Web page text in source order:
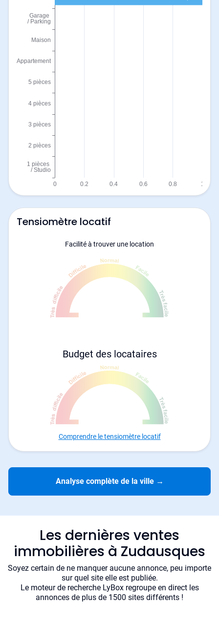
Tensiomètre locatif
Facilité à trouver une location
Budget des locataires
Comprendre le tensiomètre locatif
Analyse complète de la ville →
Les dernières ventes
immobilières à Zudausques
Soyez certain de ne manquer aucune annonce, peu importe
sur quel site elle est publiée.
Le moteur de recherche LyBox regroupe en direct les
annonces de plus de 1500 sites différents !